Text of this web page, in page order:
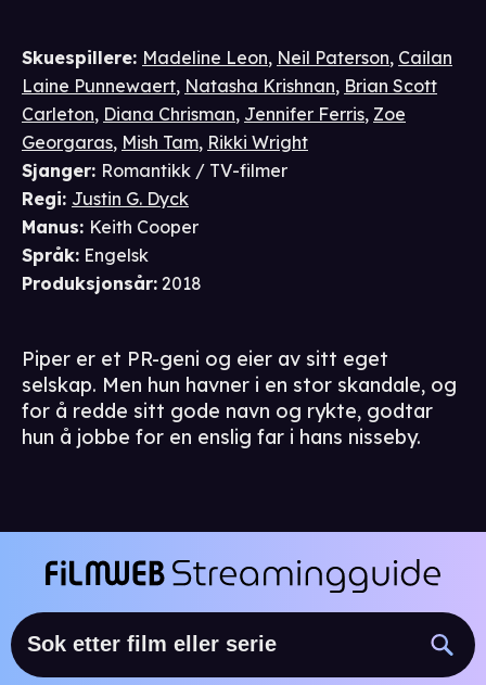
Skuespillere: Madeline Leon, Neil Paterson, Cailan
Laine Punnewaert, Natasha Krishnan, Brian Scott
Carleton, Diana Chrisman, Jennifer Ferris, Zoe
Georgaras, Mish Tam, Rikki Wright
Sjanger: Romantikk / TV-filmer
Regi: Justin G. Dyck
Manus: Keith Cooper
Språk: Engelsk
Produksjonsår: 2018
Piper er et PR-geni og eier av sitt eget
selskap. Men hun havner i en stor skandale, og
for å redde sitt gode navn og rykte, godtar
hun å jobbe for en enslig far i hans nisseby.